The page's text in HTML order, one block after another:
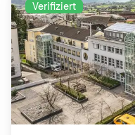
Verifiziert